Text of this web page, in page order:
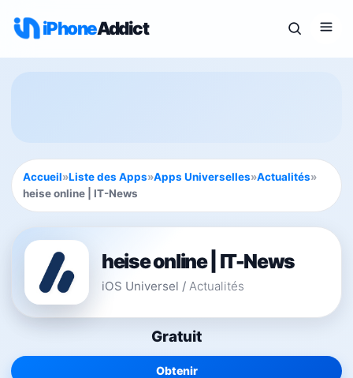
iPhoneAddict
Accueil»Liste des Apps»Apps Universelles»Actualités»
heise online | IT-News
heise online | IT-News
iOS Universel / Actualités
Gratuit
Obtenir